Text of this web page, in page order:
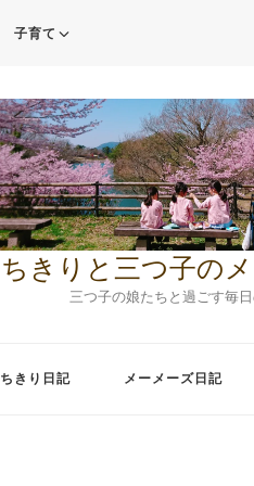
子育て
ちきりと三つ子の
三つ子の娘たちと過ごす毎
ちきり日記 メーメーズ日記